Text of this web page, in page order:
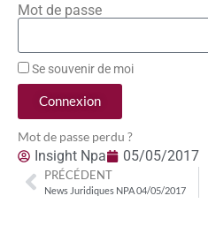
Mot de passe
Se souvenir de moi
Connexion
Mot de passe perdu ?
Insight Npa 05/05/2017
PRÉCÉDENT
News Juridiques NPA 04/05/2017